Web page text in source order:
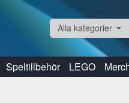
Alla kategorier
Speltillbehör LEGO